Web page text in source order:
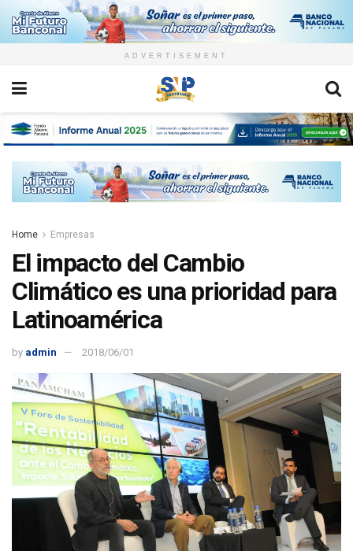
ADVERTISEMENT
Home Empresas
El impacto del Cambio
Climático es una prioridad para
Latinoamérica
by admin 2018/06/01